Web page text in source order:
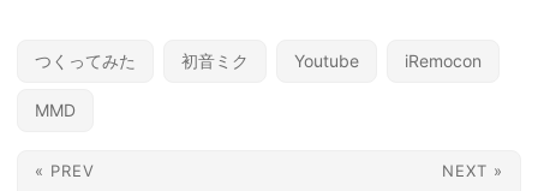
つくってみた 初音ミク Youtube iRemocon
MMD
« PREV NEXT »